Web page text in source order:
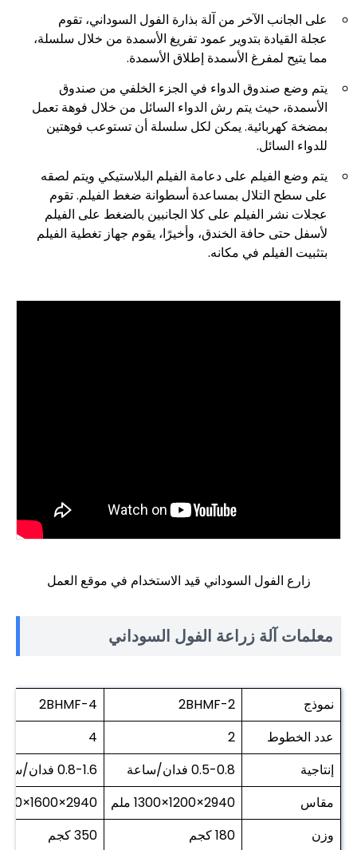
على الجانب الآخر من آلة بذارة الفول السوداني، تقوم
عجلة القيادة بتدوير عمود تفريغ الأسمدة من خلال سلسلة،
مما يتيح لمفرغ الأسمدة إطلاق الأسمدة.
يتم وضع صندوق الدواء في الجزء الخلفي من صندوق
الأسمدة، حيث يتم رش الدواء السائل من خلال فوهة تعمل
بمضخة كهربائية. يمكن لكل سلسلة أن تستوعب فوهتين
للدواء السائل.
يتم وضع الفيلم على دعامة الفيلم البلاستيكي ويتم لصقه
على سطح التلال بمساعدة أسطوانة ضغط الفيلم. تقوم
عجلات نشر الفيلم على كلا الجانبين بالضغط على الفيلم
لأسفل حتى حافة الخندق، وأخيرًا، يقوم جهاز تغطية الفيلم
بتثبيت الفيلم في مكانه.
زارع الفول السوداني قيد الاستخدام في موقع العمل
معلمات آلة زراعة الفول السوداني
نموذج 2BHMF-2
2BHMF-4
عدد الخطوط
2
4
إنتاجية
0.5-0.8 فدان/ساعة
0.8-1.6 فدان/ساعة
مقاس
2940×1200×1300 ملم
2940×1600×1300 ملم
وزن
180 كجم
350 كجم